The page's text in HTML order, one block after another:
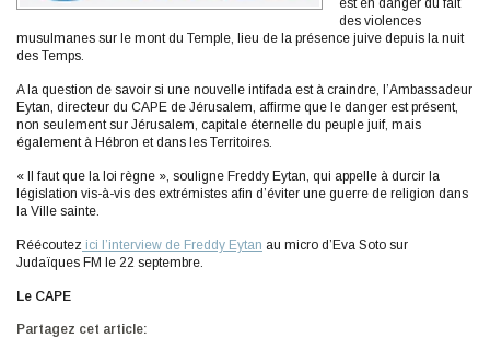
est en danger du fait
des violences
musulmanes sur le mont du Temple, lieu de la présence juive depuis la nuit
des Temps.
A la question de savoir si une nouvelle intifada est à craindre, l’Ambassadeur
Eytan, directeur du CAPE de Jérusalem, affirme que le danger est présent,
non seulement sur Jérusalem, capitale éternelle du peuple juif, mais
également à Hébron et dans les Territoires.
« Il faut que la loi règne », souligne Freddy Eytan, qui appelle à durcir la
législation vis-à-vis des extrémistes afin d’éviter une guerre de religion dans
la Ville sainte.
Réécoutez ici l’interview de Freddy Eytan au micro d’Eva Soto sur
Judaïques FM le 22 septembre.
Le CAPE
Partagez cet article: